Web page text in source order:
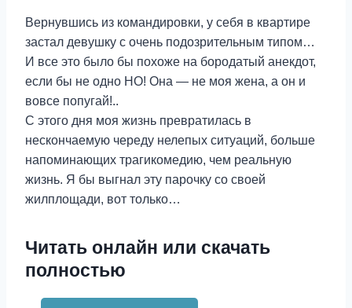
Вернувшись из командировки, у себя в квартире
застал девушку с очень подозрительным типом…
И все это было бы похоже на бородатый анекдот,
если бы не одно НО! Она — не моя жена, а он и
вовсе попугай!..
С этого дня моя жизнь превратилась в
нескончаемую череду нелепых ситуаций, больше
напоминающих трагикомедию, чем реальную
жизнь. Я бы выгнал эту парочку со своей
жилплощади, вот только…
Читать онлайн или скачать
полностью